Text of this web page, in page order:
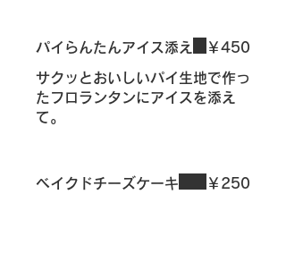
パイらんたんアイス添え
サクッとおいしいパイ生地で作っ
たフロランタンにアイスを添え
て。
￥450
ベイクドチーズケーキ ￥250